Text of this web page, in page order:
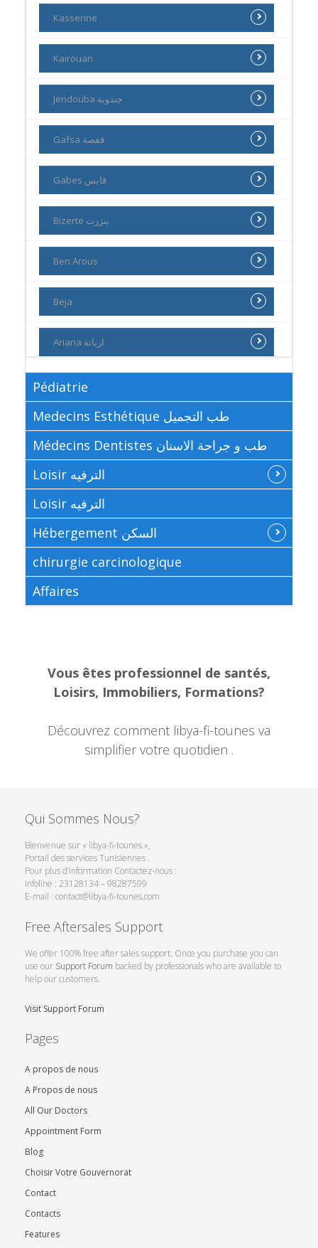
Kasserine
Kairouan
Jendouba جندوبة
Gafsa قفصة
Gabes قابس
Bizerte بنزرت
Ben Arous
Beja
Ariana اريانة
Pédiatrie
Medecins Esthétique طب التجميل
Médecins Dentistes طب و جراحة الاسنان
Loisir الترفيه
Loisir الترفيه
Hébergement السكن
chirurgie carcinologique
Affaires
Vous êtes professionnel de santés,
Loisirs, Immobiliers, Formations?
Découvrez comment libya-fi-tounes va
simplifier votre quotidien .
Qui Sommes Nous?
Bienvenue sur « libya-fi-tounes »,
Portail des services Tunisiennes .
Pour plus d’Information Contactez-nous :
Infoline : 23128134 – 98287599
E-mail : contact@libya-fi-tounes.com
Free Aftersales Support
We offer 100% free after sales support. Once you purchase you can
use our Support Forum backed by professionals who are available to
help our customers.
Visit Support Forum
Pages
A propos de nous
A Propos de nous
All Our Doctors
Appointment Form
Blog
Choisir Votre Gouvernorat
Contact
Contacts
Features